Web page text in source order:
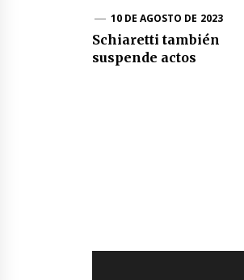
10 DE AGOSTO DE 2023
Schiaretti también
suspende actos
Navegación